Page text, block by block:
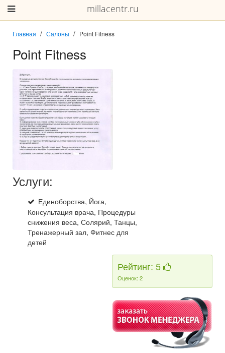
millacentr.ru
Главная Салоны Point Fitness
Point Fitness
Услуги:
Единоборства, Йога,
Консультация врача, Процедуры
снижения веса, Солярий, Танцы,
Тренажерный зал, Фитнес для
детей
Рейтинг: 5
Оценок: 2